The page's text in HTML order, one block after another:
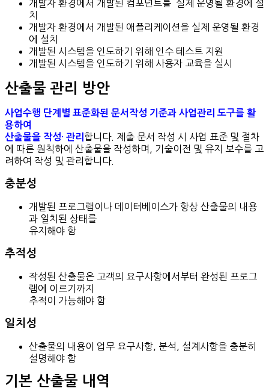
개발자 환경에서 개발된 컴포넌트를 실제 운영될 환경에 설
치
개발자 환경에서 개발된 애플리케이션을 실제 운영될 환경
에 설치
개발된 시스템을 인도하기 위해 인수 테스트 지원
개발된 시스템을 인도하기 위해 사용자 교육을 실시
산출물 관리 방안
사업수행 단계별 표준화된 문서작성 기준과 사업관리 도구를 활
용하여
산출물을 작성· 관리 합니다. 제출 문서 작성 시 사업 표준 및 절차
에 따른 원칙하에 산출물을 작성하며, 기술이전 및 유지 보수를 고
려하여 작성 및 관리합니다.
충분성
개발된 프로그램이나 데이터베이스가 항상 산출물의 내용
과 일치된 상태를
유지해야 함
추적성
작성된 산출물은 고객의 요구사항에서부터 완성된 프로그
램에 이르기까지
추적이 가능해야 함
일치성
산출물의 내용이 업무 요구사항, 분석, 설계사항을 충분히
설명해야 함
기본 산출물 내역